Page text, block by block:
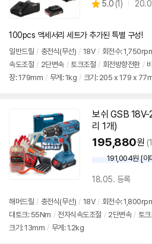
별
5.0 (상
1)
100pcs 액세서리 세트가 추가된 특별 구성!
일반드릴 / 충전식(무선) / 18V / 회전수:
속도조절 / 2단변속 / 토크조절 / 회전방향전환 /
장: 179mm / 무게: 1kg / 크기: 205 x 179 x
보쉬 GSB 18V-
리 1개)
195,880원
191,004원 [이
18.05. 등록
해머드릴 / 충전식(무선) / 18V / 회전수:
대토크: 55Nm / 전자식속도조절 / 2단변속 / 토
크기: 13mm / 무게: 1.2kg